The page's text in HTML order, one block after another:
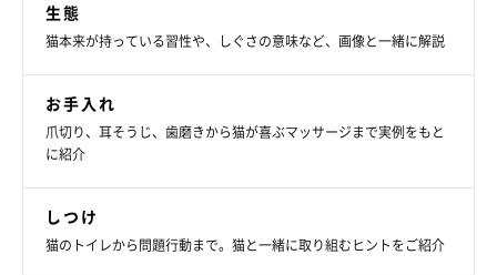
＠fuchanane
生態
猫本来が持っている習性や、しぐさの意味など、画像と一緒に解説
お手入れ
爪切り、耳そうじ、歯磨きから猫が喜ぶマッサージまで実例をもと
に紹介
しつけ
猫のトイレから問題行動まで。猫と一緒に取り組むヒントをご紹介